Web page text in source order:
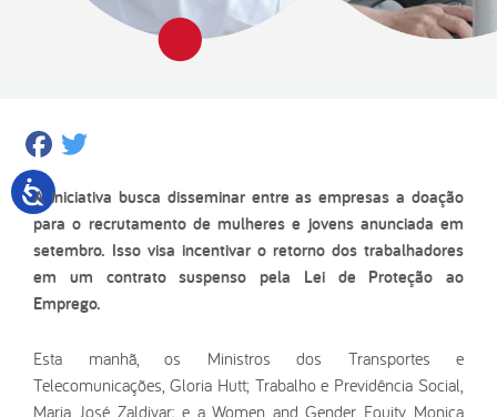
Facebook
A iniciativa busca disseminar entre as empresas a doação
para o recrutamento de mulheres e jovens anunciada em
setembro. Isso visa incentivar o retorno dos trabalhadores
em um contrato suspenso pela Lei de Proteção ao
Emprego.
Esta manhã, os Ministros dos Transportes e
Telecomunicações, Gloria Hutt; Trabalho e Previdência Social,
Maria José Zaldivar; e a Women and Gender Equity, Monica